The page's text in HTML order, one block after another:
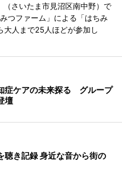
さいたま市見沼区南中野）で
つファーム」による「はちみ
大人まで25人ほどが参加し
症ケアの未来探る グループ
壇
聴き記録 身近な音から街の